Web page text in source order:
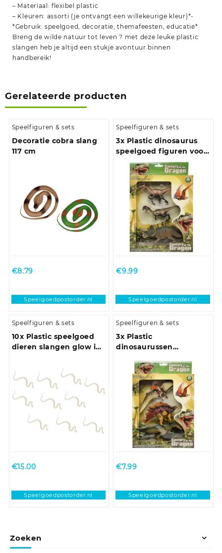
– Materiaal: flexibel plastic
– Kleuren: assorti (je ontvangt een willekeurige kleur)*-
*Gebruik: speelgoed, decoratie, themafeesten, educatie*
Breng de wilde natuur tot leven ? met deze leuke plastic
slangen heb je altijd een stukje avontuur binnen
handbereik!
Gerelateerde producten
Speelfiguren & sets
Decoratie cobra slang
117 cm
€8.79
Speelgoedpostorder.nl
Speelfiguren & sets
3x Plastic dinosaurus
speelgoed figuren voor
kinderen
€9.99
Speelgoedpostorder.nl
Speelfiguren & sets
10x Plastic speelgoed
dieren slangen glow in
€15.00
Speelgoedpostorder.nl
Speelfiguren & sets
3x Plastic
dinosaurussen
kinderen
€7.99
Speelgoedpostorder.nl
Zoeken